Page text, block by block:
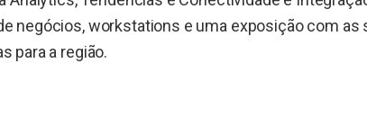
negócios, workstations e uma exposição com
para a região.